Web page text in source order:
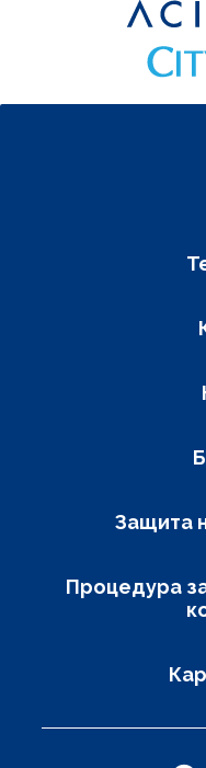
Фуутер
Защита
Процедура